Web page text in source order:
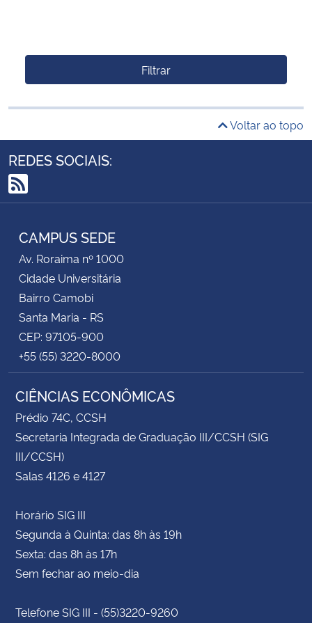
Filtrar
Voltar ao topo
REDES SOCIAIS:
RSS
CAMPUS SEDE
Av. Roraima nº 1000
Cidade Universitária
Bairro Camobi
Santa Maria - RS
CEP: 97105-900
+55 (55) 3220-8000
CIÊNCIAS ECONÔMICAS
Prédio 74C, CCSH
Secretaria Integrada de Graduação III/CCSH (SIG
III/CCSH)
Salas 4126 e 4127
Horário SIG III
Segunda à Quinta: das 8h às 19h
Sexta: das 8h às 17h
Sem fechar ao meio-dia
Telefone SIG III - (55)3220-9260